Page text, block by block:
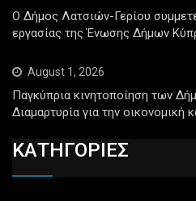
Ο Δήμος Λατσιών-Γερίου
εργασίας της Ένωσης Δήμων
August 1, 2026
Παγκύπρια κινητοποίηση των
Διαμαρτυρία για την οικονομική
ΚΑΤΗΓΟΡΙΕΣ